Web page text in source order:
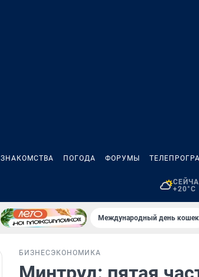
ЗНАКОМСТВА ПОГОДА ФОРУМЫ
+20°C
Международный день кошек
БИЗНЕС ЭКОНОМИКА